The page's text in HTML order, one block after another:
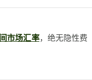
市场汇率，绝无隐性费